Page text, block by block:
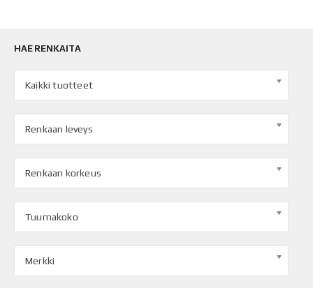
HAE RENKAITA
Kaikki tuotteet
Renkaan leveys
Renkaan korkeus
Tuumakoko
Merkki